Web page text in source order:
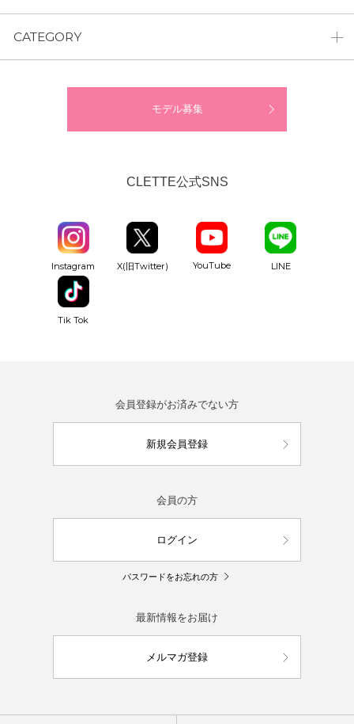
CATEGORY
モデル募集
CLETTE公式SNS
Instagram X(旧Twitter) YouTube LINE
Tik Tok
会員登録がお済みでない方
新規会員登録
会員の方
ログイン
パスワードをお忘れの方
最新情報をお届け
メルマガ登録